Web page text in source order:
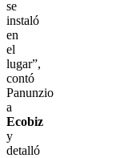
se
instaló
en
el
lugar”,
contó
Panunzio
a
Ecobiz
y
detalló